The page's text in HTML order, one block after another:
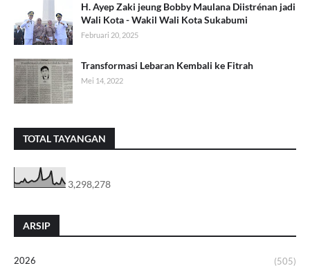
H. Ayep Zaki jeung Bobby Maulana Diistrénan jadi
Wali Kota - Wakil Wali Kota Sukabumi
Februari 20, 2025
Transformasi Lebaran Kembali ke Fitrah
Mei 14, 2022
TOTAL TAYANGAN
3,298,278
ARSIP
2026
(505)